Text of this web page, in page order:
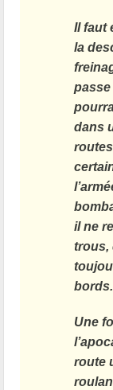
Il faut
la
dans
il ne
trous,
bords.
Une
route